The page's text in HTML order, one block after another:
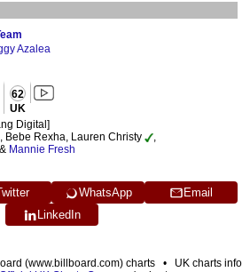
Azalea
62
UK
Digital]
, Bebe Rexha, Lauren Christy
,
& Mannie Fresh
WhatsApp
Email
LinkedIn
(www.billboard.com) charts • UK charts info